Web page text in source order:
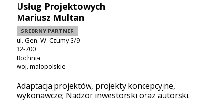
Usług Projektowych
Mariusz Multan
SREBRNY PARTNER
ul. Gen. W. Czumy 3/9
32-700
Bochnia
woj. małopolskie
Adaptacja projektów, projekty koncepcyjne,
wykonawcze; Nadzór inwestorski oraz autorski.